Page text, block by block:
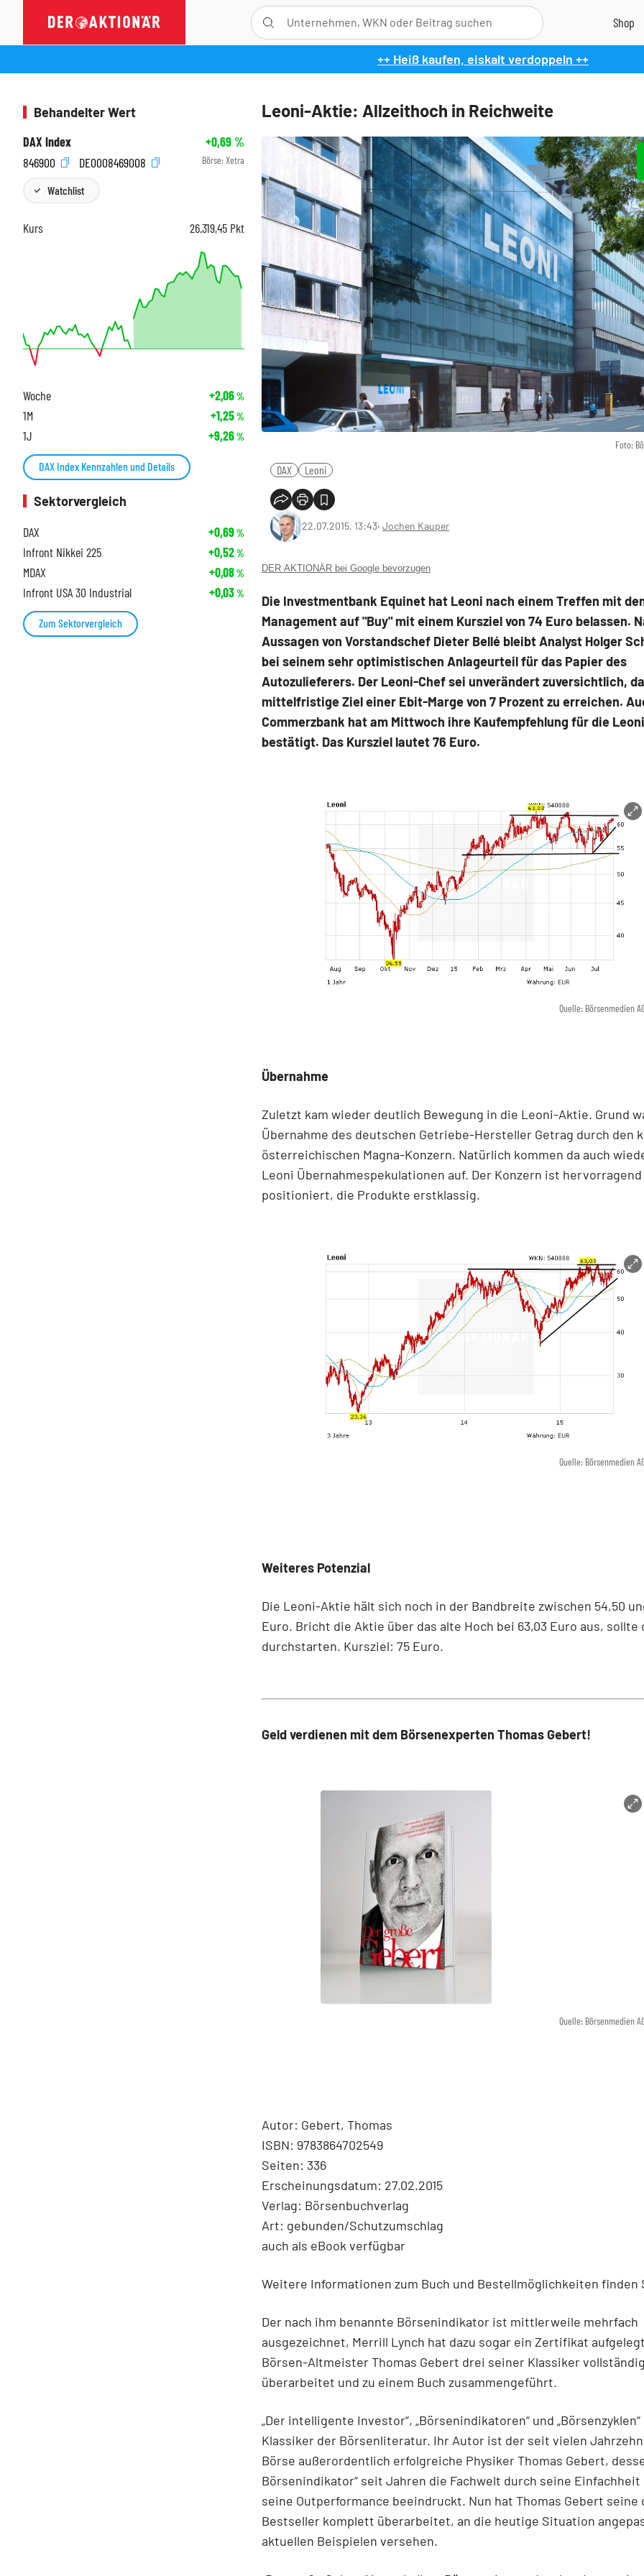
++ Heiß kaufen, eiskalt verdoppeln ++
Leoni-Aktie: Allzeithoch in Reichweite
Foto:
DAX Leoni
22.07.2015, 13:43‧ Jochen Kauper
DER AKTIONÄR bei Google bevorzugen
Die Investmentbank Equinet hat Leoni nach einem Treffen mit
Management auf "Buy" mit einem Kursziel von 74 Euro belassen.
Aussagen von Vorstandschef Dieter Bellé bleibt Analyst Holger
bei seinem sehr optimistischen Anlageurteil für das Papier des
Autozulieferers. Der Leoni-Chef sei unverändert zuversichtlich,
mittelfristige Ziel einer Ebit-Marge von 7 Prozent zu erreichen.
Commerzbank hat am Mittwoch ihre Kaufempfehlung für die
bestätigt. Das Kursziel lautet 76 Euro.
Quelle: Börsenmedien
Übernahme
Zuletzt kam wieder deutlich Bewegung in die Leoni-Aktie. Grund
Übernahme des deutschen Getriebe-Hersteller Getrag durch den
österreichischen Magna-Konzern. Natürlich kommen da auch
Leoni Übernahmespekulationen auf. Der Konzern ist hervorragend
positioniert, die Produkte erstklassig.
Quelle: Börsenmedien
Weiteres Potenzial
Die Leoni-Aktie hält sich noch in der Bandbreite zwischen 54,50
Euro. Bricht die Aktie über das alte Hoch bei 63,03 Euro aus, sollte
durchstarten. Kursziel: 75 Euro.
Geld verdienen mit dem Börsenexperten Thomas Gebert!
Quelle: Börsenmedien
Autor: Gebert, Thomas
ISBN: 9783864702549
Seiten: 336
Erscheinungsdatum: 27.02.2015
Verlag: Börsenbuchverlag
Art: gebunden/Schutzumschlag
auch als eBook verfügbar
Weitere Informationen zum Buch und Bestellmöglichkeiten finden
Der nach ihm benannte Börsenindikator ist mittlerweile mehrfach
ausgezeichnet, Merrill Lynch hat dazu sogar ein Zertifikat
Börsen-Altmeister Thomas Gebert drei seiner Klassiker vollständig
überarbeitet und zu einem Buch zusammengeführt.
„Der intelligente Investor“, „Börsenindikatoren“ und
Klassiker der Börsenliteratur. Ihr Autor ist der seit vielen
Börse außerordentlich erfolgreiche Physiker Thomas Gebert,
Börsenindikator“ seit Jahren die Fachwelt durch seine Einfachheit
seine Outperformance beeindruckt. Nun hat Thomas Gebert seine
Bestseller komplett überarbeitet, an die heutige Situation
aktuellen Beispielen versehen.
Behandelter Wert
DAX Index
+0,69%
846900
DE0008469008 Börse: Xetra
Watchlist
Kurs 26.319,45 Pkt
Woche +2,06%
1M +1,25%
1J +9,26%
DAX Index Kennzahlen und Details
Sektorvergleich
DAX
+0,69%
Infront Nikkei 225 +0,52%
MDAX +0,08%
Infront USA 30 Industrial +0,03%
Zum Sektorvergleich